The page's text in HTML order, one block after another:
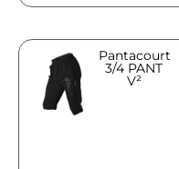
Pantacourt
3/4 PANT
V²